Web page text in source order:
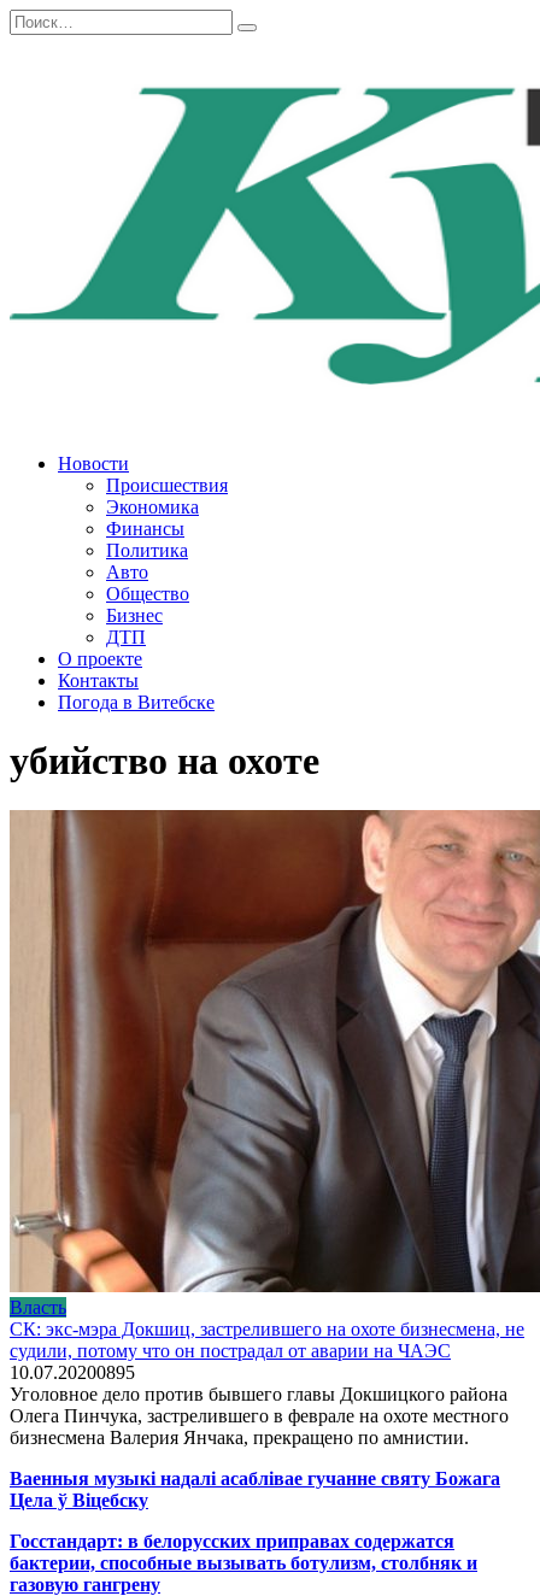
Перейти
к
Search
for:
Новости
Происшествия
Экономика
Финансы
Политика
Авто
Общество
Бизнес
ДТП
О проекте
Контакты
Погода в Витебске
убийство на охоте
Власть
СК: экс-мэра Докшиц, застрелившего на охоте бизнесмена, не
судили, потому что он пострадал от аварии на ЧАЭС
10.07.20200895
Уголовное дело против бывшего главы Докшицкого района
Олега Пинчука, застрелившего в феврале на охоте местного
бизнесмена Валерия Янчака, прекращено по амнистии.
Ваенныя музыкі надалі асаблівае гучанне святу Божага
Цела ў Віцебску
Госстандарт: в белорусских приправах содержатся
бактерии, способные вызывать ботулизм, столбняк и
газовую гангрену